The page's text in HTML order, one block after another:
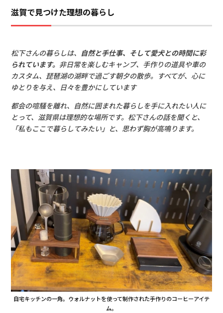
滋賀で見つけた理想の暮らし
松下さんの暮らしは、 自然と手仕事、そして愛犬との時間に彩
られています。 非日常を楽しむキャンプ、手作りの道具や車の
カスタム、琵琶湖の湖畔で過ごす朝夕の散歩。すべてが、心に
ゆとりを与え、日々を豊かにしています
都会の喧騒を離れ、自然に囲まれた暮らしを手に入れたい人に
とって、滋賀県は理想的な場所です。松下さんの話を聞くと、
「私もここで暮らしてみたい」と、思わず胸が高鳴ります。
自宅キッチンの一角。ウォルナットを使って制作された手作りのコーヒーアイテ
ム。